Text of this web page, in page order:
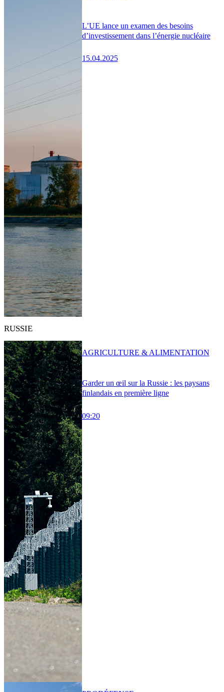
L’UE lance un examen des besoins
d’investissement dans l’énergie nucléaire
15.04.2025
RUSSIE
Garder un œil sur la Russie : les paysans
finlandais en première ligne
09:20
AGRICULTURE & ALIMENTATION